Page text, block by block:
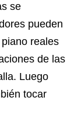
se
pueden
reales
de las
Luego
tocar